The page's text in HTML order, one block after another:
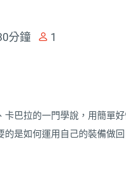
分鐘 1
卡巴拉的一門學說，用簡單
是如何運用自己的裝備做回